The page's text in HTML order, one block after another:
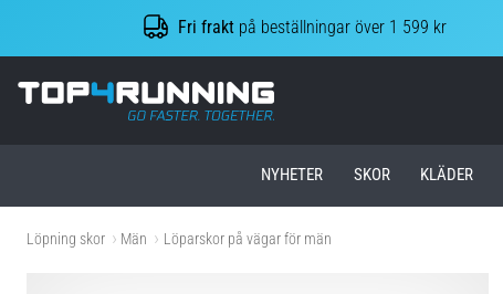
Fri frakt på beställningar över 1 599 kr
Top4Running.se
NYHETER SKOR KLÄDER
Löpning skor Män Löparskor på vägar för män